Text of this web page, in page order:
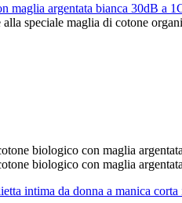
maglia argentata bianca 30dB a
speciale maglia di cotone